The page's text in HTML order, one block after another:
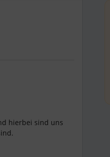
hierbei sind uns